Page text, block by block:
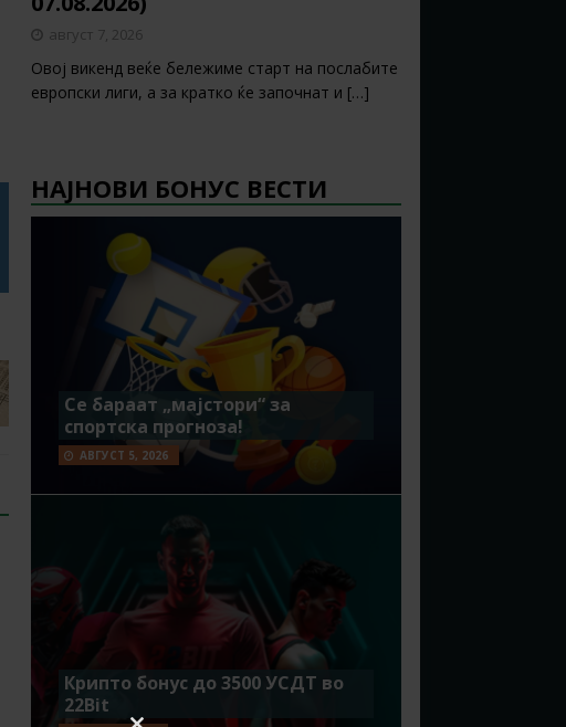
август 7, 2026
Овој викенд веќе бележиме старт на послабите
европски лиги, а за кратко ќе започнат и […]
НАЈНОВИ БОНУС ВЕСТИ
Се бараат „мајстори“ за
спортска прогноза!
АВГУСТ 5, 2026
Крипто бонус до 3500 УСДТ во
22Bit